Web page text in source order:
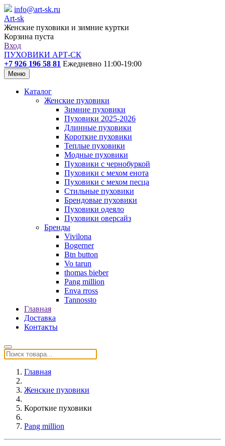
info@art-sk.ru
Art-sk
Женские пуховики и зимние куртки
Корзина пуста
Вход
ПУХОВИКИ АРТ-СК
+7 926 196 58 81 Ежедневно 11:00-19:00
Меню
Каталог
Женские пуховики
Зимние пуховики
Пуховики 2025-2026
Длинные пуховики
Короткие пуховики
Теплые пуховики
Модные пуховики
Пуховики с чернобуркой
Пуховики с мехом енота
Пуховики с мехом песца
Стильные пуховики
Брендовые пуховики
Пуховики одеяло
Пуховики оверсайз
Бренды
Vivilona
Bogerner
Btn button
Vo tarun
thomas bieber
Pang million
Enva rross
Tannossto
Главная
Доставка
Контакты
Главная
Женские пуховики
Короткие пуховики
Pang million